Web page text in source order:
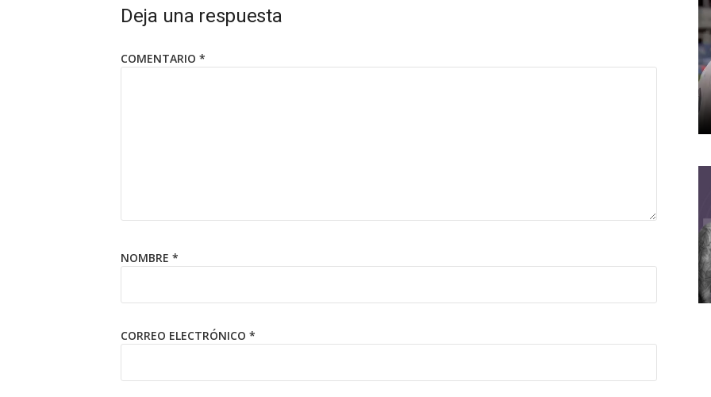
Deja una respuesta
COMENTARIO *
NOMBRE *
CORREO ELECTRÓNICO *